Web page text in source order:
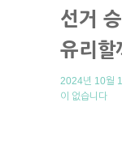
선거
유리할
2024년 10월
이 없습니다